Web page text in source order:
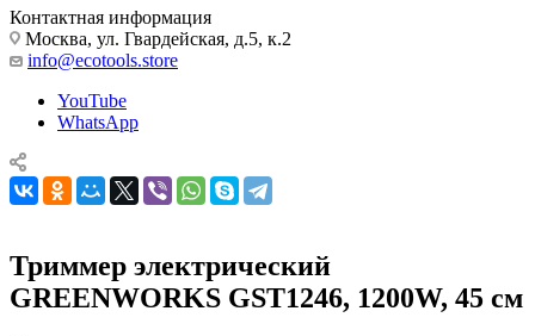
Контактная информация
Москва, ул. Гвардейская, д.5, к.2
info@ecotools.store
YouTube
WhatsApp
Триммер электрический
GREENWORKS GST1246, 1200W, 45 см